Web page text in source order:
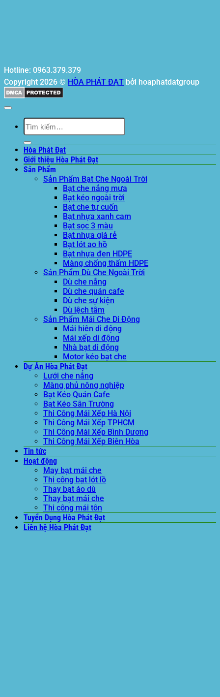
Hotline: 0963.379.379
Copyright 2026 © HÒA PHÁT ĐẠT bởi hoaphatdatgroup
Tìm
kiếm:
Hòa Phát Đạt
Giới thiệu Hòa Phát Đạt
Sản Phẩm
Sản Phẩm Bạt Che Ngoài Trời
Bạt che nắng mưa
Bạt kéo ngoài trời
Bạt che tự cuốn
Bạt nhựa xanh cam
Bạt sọc 3 màu
Bạt nhựa giá rẻ
Bạt lót ao hồ
Bạt nhựa đen HDPE
Màng chống thấm HDPE
Sản Phẩm Dù Che Ngoài Trời
Dù che nắng
Dù che quán cafe
Dù che sự kiện
Dù lệch tâm
Sản Phẩm Mái Che Di Động
Mái hiên di động
Mái xếp di động
Nhà bạt di động
Motor kéo bạt che
Dự Án Hòa Phát Đạt
Lưới che nắng
Màng phủ nông nghiệp
Bạt Kéo Quán Cafe
Bạt Kéo Sân Trường
Thi Công Mái Xếp Hà Nội
Thi Công Mái Xếp TPHCM
Thi Công Mái Xếp Bình Dương
Thi Công Mái Xếp Biên Hòa
Tin tức
Hoạt động
May bạt mái che
Thi công bạt lót lồ
Thay bạt áo dù
Thay bạt mái che
Thi công mái tôn
Tuyển Dụng Hòa Phát Đạt
Liên hệ Hòa Phát Đạt